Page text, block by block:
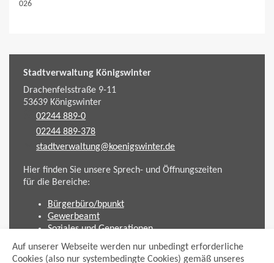
Auf unserer Webseite werden nur unbedingt erforderliche
Cookies (also nur systembedingte Cookies) gemäß unseres
026
Stadtverwaltung Königswinter
Drachenfelsstraße 9-11
53639Königswinter
02244 889-0
02244 889-378
stadtverwaltung@koenigswinter.de
Hier finden Sie unsere Sprech- und Öffnungszeiten
für die Bereiche:
Bürgerbüro/bpunkt
Gewerbeamt
Soziales und Generationen
Standesamt
Friedhofsverwaltung